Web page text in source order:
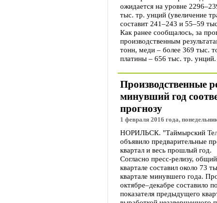
ожидается на уровне
тыс. тр. унций (увеличение
составит 241–243 и 55–59
Как ранее сообщалось, за
производственным
тонн, меди – более 369 тыс.
платины – 656 тыс. тр. унций.
Производственные
минувший год
прогнозу
1 февраля 2016 года,
НОРИЛЬСК. "Таймырский
объявило предварительные
квартал и весь прошлый год.
Согласно пресс-релизу,
квартале составил около 73
квартале минувшего года.
октябре–декабре составило
показателя предыдущего